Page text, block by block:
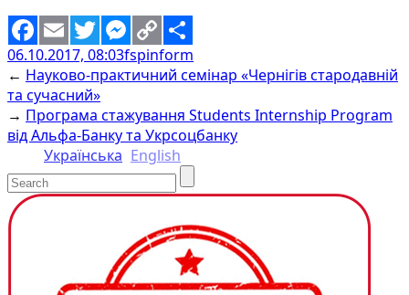
Facebook
EmailTwitterMessenger
Copy
Link
Share
06.10.2017, 08:03fspinform
← Науково-практичний семінар «Чернігів стародавній
та сучасний»
→ Програма стажування Students Internship Program
від Альфа-Банку та Укрсоцбанку
Українська English